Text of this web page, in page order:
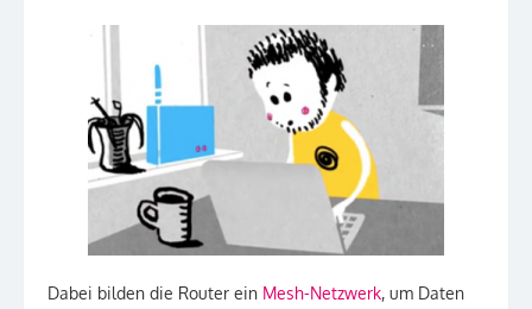
Dabei bilden die Router ein Mesh-Netzwerk, um Daten